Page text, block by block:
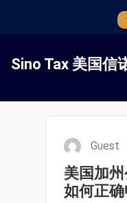
Sino Tax 美国
Guest
美国加州
如何正确